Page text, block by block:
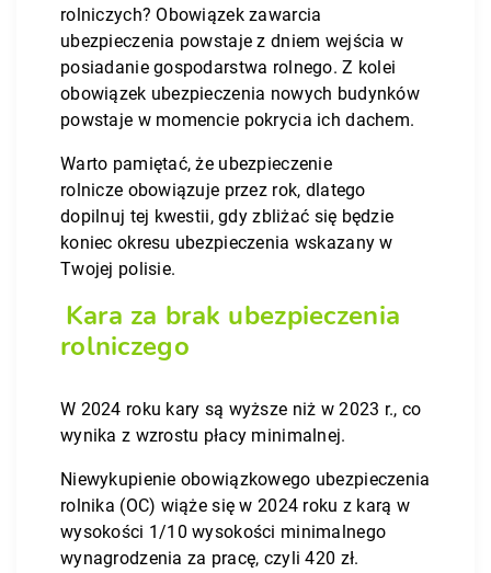
rolniczych? Obowiązek zawarcia
ubezpieczenia powstaje z dniem wejścia w
posiadanie gospodarstwa rolnego. Z kolei
obowiązek ubezpieczenia nowych budynków
powstaje w momencie pokrycia ich dachem.
Warto pamiętać, że ubezpieczenie
rolnicze obowiązuje przez rok, dlatego
dopilnuj tej kwestii, gdy zbliżać się będzie
koniec okresu ubezpieczenia wskazany w
Twojej polisie.
Kara za brak ubezpieczenia
rolniczego
W 2024 roku kary są wyższe niż w 2023 r., co
wynika z wzrostu płacy minimalnej.
Niewykupienie obowiązkowego ubezpieczenia
rolnika (OC) wiąże się w 2024 roku z karą w
wysokości 1/10 wysokości minimalnego
wynagrodzenia za pracę, czyli 420 zł.